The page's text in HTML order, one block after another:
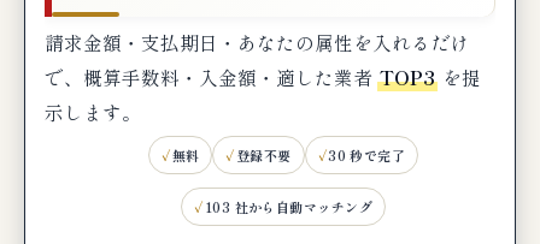
業主アプローチ
① 日本政策金融公庫の新創業融資制度
② 信用保証協会の創業関連保証
③ 小規模事業者持続化補助金・創業助成金
④ クラウドファンディング・エクイティ調達
請求金額・支払期日・あなたの属性を入れるだけ
で、概算手数料・入金額・適した業者 TOP3 を提
示します。
無料 登録不要 30 秒で完了
103 社から自動マッチング